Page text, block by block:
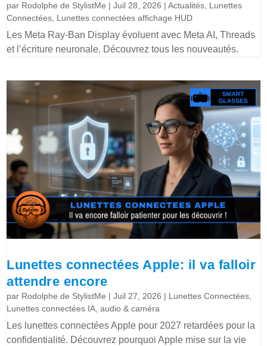
par Rodolphe de StylistMe |Juil 28, 2026 |Actualités, Lunettes
Connectées, Lunettes connectées affichage HUD
Les Meta Ray-Ban Display évoluent avec Meta AI, Threads
et l’écriture neuronale. Découvrez tous les nouveautés.
Lunettes connectées Apple: il va falloir
attendre encore
par Rodolphe de StylistMe |Juil 27, 2026 | Lunettes Connectées,
Lunettes connectées IA, audio & caméra
Les lunettes connectées Apple pour 2027 retardées pour la
confidentialité. Découvrez pourquoi Apple mise sur la vie